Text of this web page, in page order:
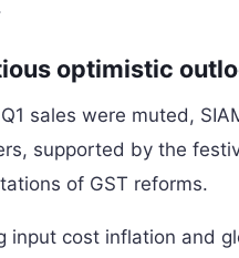
optimistic
sales were muted,
supported by the
of GST reforms.
input cost inflation and